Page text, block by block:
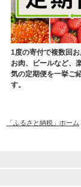
1度の寄付で複数回
お肉、ビールなど、
気の定期便を一挙ご
す。
「ふるさと納税」ホーム